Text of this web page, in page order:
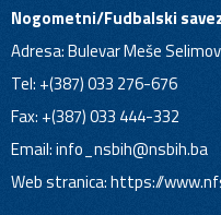
Nogometni/Fudbalski
Adresa: Bulevar Meše
Tel: +(387) 033 276-676
Fax: +(387) 033 444-332
Email:info_nsbih@nsbih.ba
Web stranica: https://